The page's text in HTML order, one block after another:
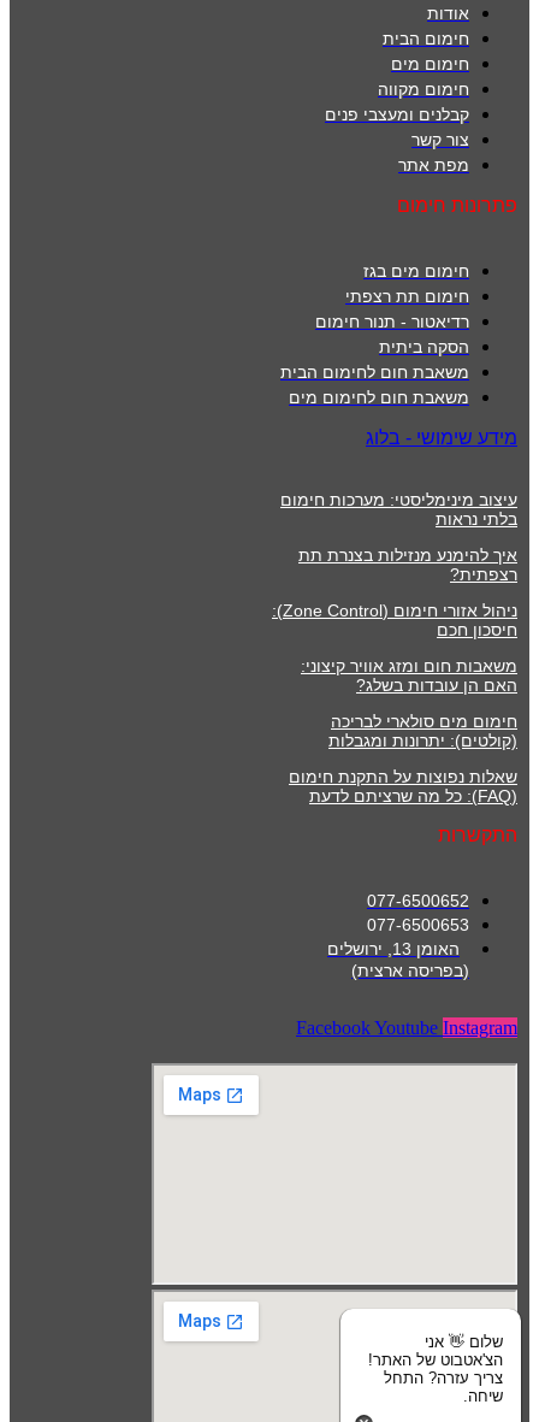
אודות
חימום הבית
חימום מים
חימום מקווה
קבלנים ומעצבי פנים
צור קשר
מפת אתר
פתרונות חימום
חימום מים בגז
חימום תת רצפתי
רדיאטור - תנור חימום
הסקה ביתית
משאבת חום לחימום הבית
משאבת חום לחימום מים
מידע שימושי - בלוג
עיצוב מינימליסטי: מערכות חימום
בלתי נראות
איך להימנע מנזילות בצנרת תת
רצפתית?
ניהול אזורי חימום (Zone Control):
חיסכון חכם
משאבות חום ומזג אוויר קיצוני:
האם הן עובדות בשלג?
חימום מים סולארי לבריכה
(קולטים): יתרונות ומגבלות
שאלות נפוצות על התקנת חימום
(FAQ): כל מה שרציתם לדעת
התקשרות
077-6500652
077-6500653
האומן 13, ירושלים
(בפריסה ארצית)
FacebookYoutube Instagram
שלום 👋 אני
הצ'אטבוט של האתר!
צריך עזרה? התחל
שיחה.